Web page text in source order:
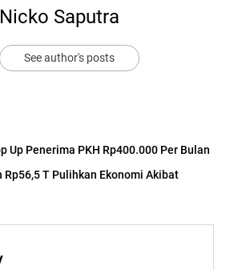
Nicko Saputra
See author's posts
Up Penerima PKH Rp400.000 Per Bulan
T Pulihkan Ekonomi Akibat